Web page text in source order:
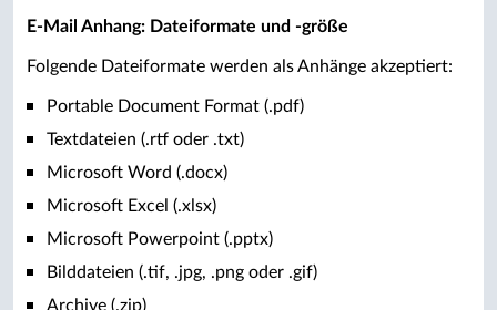
E-Mail Anhang: Dateiformate und -größe
Folgende Dateiformate werden als Anhänge akzeptiert:
Portable Document Format (.pdf)
Textdateien (.rtf oder .txt)
Microsoft Word (.docx)
Microsoft Excel (.xlsx)
Microsoft Powerpoint (.pptx)
Bilddateien (.tif, .jpg, .png oder .gif)
Archive (.zip)